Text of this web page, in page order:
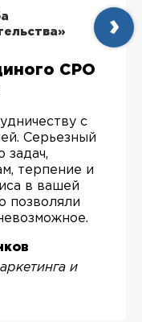
СРО
с
Серьезный
задач,
терпение и
в вашей
позволяли
и